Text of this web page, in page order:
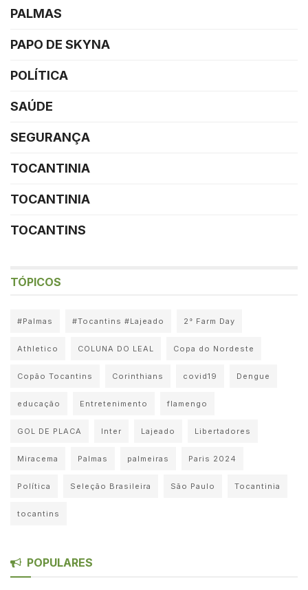
PALMAS
PAPO DE SKYNA
POLÍTICA
SAÚDE
SEGURANÇA
TOCANTINIA
TOCANTINIA
TOCANTINS
TÓPICOS
#Palmas #Tocantins #Lajeado 2° Farm Day
Athletico COLUNA DO LEAL Copa do Nordeste
Copão Tocantins Corinthians covid19 Dengue
educação Entretenimento flamengo
GOL DE PLACA Inter Lajeado Libertadores
Miracema Palmas palmeiras Paris 2024
Política Seleção Brasileira São Paulo Tocantinia
tocantins
POPULARES